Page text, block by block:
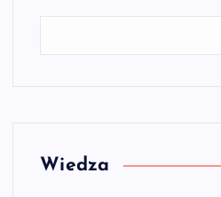
Wiedza